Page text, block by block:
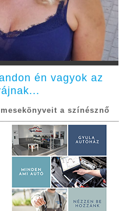
én vagyok az
a színésznő